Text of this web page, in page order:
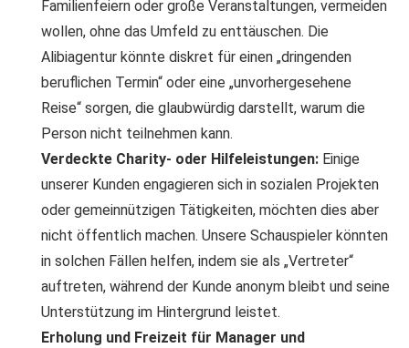
Familienfeiern oder große Veranstaltungen, vermeiden
wollen, ohne das Umfeld zu enttäuschen. Die
Alibiagentur könnte diskret für einen „dringenden
beruflichen Termin“ oder eine „unvorhergesehene
Reise“ sorgen, die glaubwürdig darstellt, warum die
Person nicht teilnehmen kann.
Verdeckte Charity- oder Hilfeleistungen: Einige
unserer Kunden engagieren sich in sozialen Projekten
oder gemeinnützigen Tätigkeiten, möchten dies aber
nicht öffentlich machen. Unsere Schauspieler könnten
in solchen Fällen helfen, indem sie als „Vertreter“
auftreten, während der Kunde anonym bleibt und seine
Unterstützung im Hintergrund leistet.
Erholung und Freizeit für Manager und